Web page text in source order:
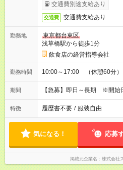
交通費別途支給あり
交通費 交通費支給あり
勤務地
東京都台東区
浅草橋駅から徒歩1分
飲食店の経営指導会社
勤務時間 10:00～17:00 （休憩60分）
期間 【急募】即日～長期 ※開始
特徴 履歴書不要 / 服装自由
気になる！ 応募
掲載元企業名 株式会社